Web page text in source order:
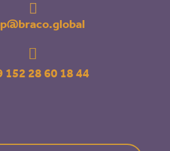


152 28 60 18 44